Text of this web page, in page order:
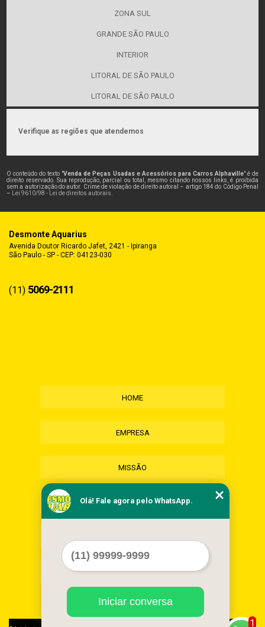
ZONA SUL
GRANDE SÃO PAULO
INTERIOR
LITORAL DE SÃO PAULO
LITORAL DE SÃO PAULO
Verifique as regiões que atendemos
O conteúdo do texto "Venda de Peças Usadas e Acessórios para Carros Alphaville" é de
direito reservado. Sua reprodução, parcial ou total, mesmo citando nossos links, é proibida
sem a autorização do autor. Crime de violação de direito autoral – artigo 184 do Código Penal
–
Lei 9610/98 - Lei de direitos autorais
Desmonte Aquarius
Avenida Doutor Ricardo Jafet, 2421 - Ipiranga
São Paulo - SP - CEP: 04123-030
(11) 5069-2111
HOME
EMPRESA
MISSÃO
SERVIÇOS
MAPA DO SITE
1
Olá! Fale agora pelo WhatsApp.
Iniciar conversa